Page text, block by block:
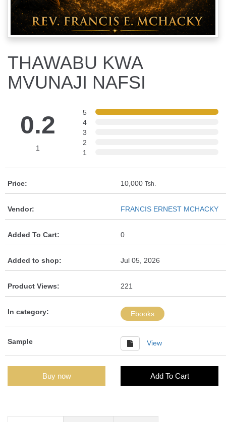
THAWABU KWA
MVUNAJI NAFSI
0.2
1
5
4
3
2
1
Price: 10,000 Tsh.
Vendor: FRANCIS ERNEST MCHACKY
Added To Cart: 0
Added to shop: Jul 05, 2026
Product Views: 221
In category: Ebooks
Sample View
Buy now Add To Cart